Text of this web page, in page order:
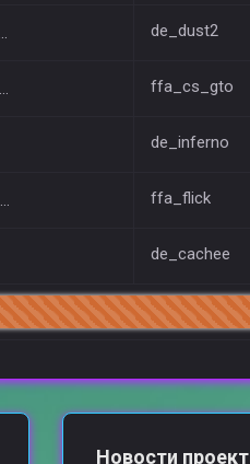
de_dust2
ffa_cs_gto
de_inferno
ffa_flick
de_cachee
Новости